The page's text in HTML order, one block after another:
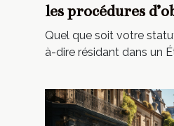
les procédures
visa ?
Quel que soit votre
à-dire résidant dans un